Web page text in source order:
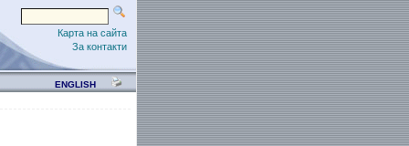
Карта на сайта
За контакти
ENGLISH